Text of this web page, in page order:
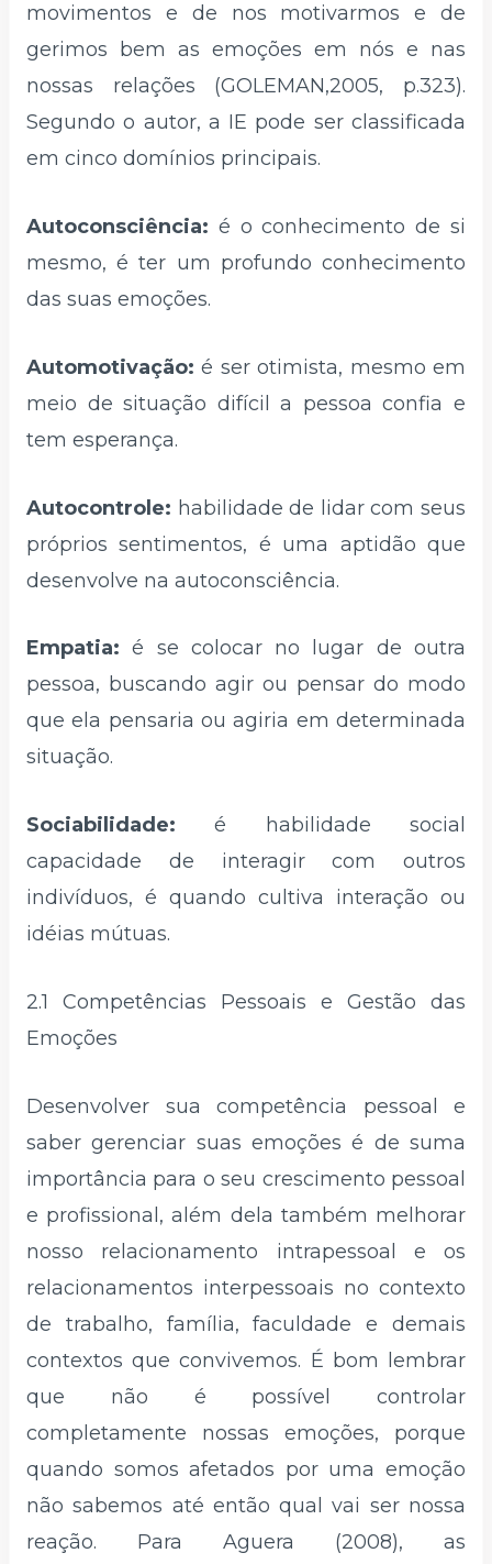
movimentos e de nos motivarmos e de
gerimos bem as emoções em nós e nas
nossas relações (GOLEMAN,2005, p.323).
Segundo o autor, a IE pode ser classificada
em cinco domínios principais.
Autoconsciência: é o conhecimento de si
mesmo, é ter um profundo conhecimento
das suas emoções.
Automotivação: é ser otimista, mesmo em
meio de situação difícil a pessoa confia e
tem esperança.
Autocontrole: habilidade de lidar com seus
próprios sentimentos, é uma aptidão que
desenvolve na autoconsciência.
Empatia: é se colocar no lugar de outra
pessoa, buscando agir ou pensar do modo
que ela pensaria ou agiria em determinada
situação.
Sociabilidade: é habilidade social
capacidade de interagir com outros
indivíduos, é quando cultiva interação ou
idéias mútuas.
2.1 Competências Pessoais e Gestão das
Emoções
Desenvolver sua competência pessoal e
saber gerenciar suas emoções é de suma
importância para o seu crescimento pessoal
e profissional, além dela também melhorar
nosso relacionamento intrapessoal e os
relacionamentos interpessoais no contexto
de trabalho, família, faculdade e demais
contextos que convivemos. É bom lembrar
que não é possível controlar
completamente nossas emoções, porque
quando somos afetados por uma emoção
não sabemos até então qual vai ser nossa
reação. Para Aguera (2008), as